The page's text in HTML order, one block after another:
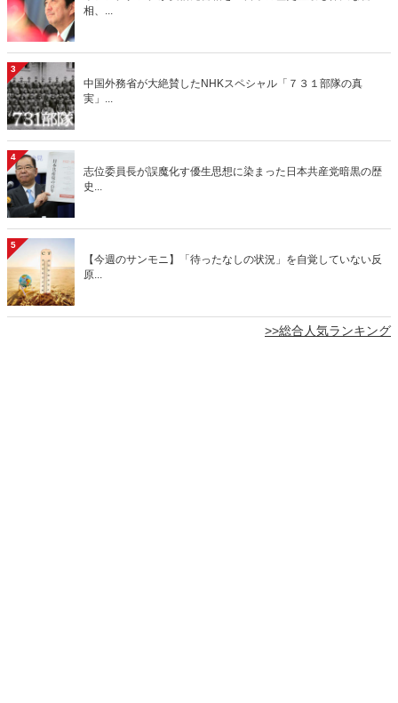
相、...
3
中国外務省が大絶賛したNHKスペシャル「７３１部隊の真
実」...
4
志位委員長が誤魔化す優生思想に染まった日本共産党暗黒の歴
史...
5
【今週のサンモニ】「待ったなしの状況」を自覚していない反
原...
>>総合人気ランキング